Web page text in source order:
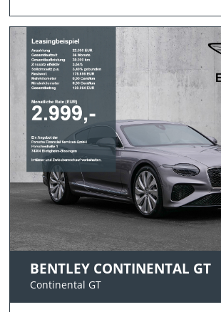
BENTLEY CONTINENTAL GT
Continental GT